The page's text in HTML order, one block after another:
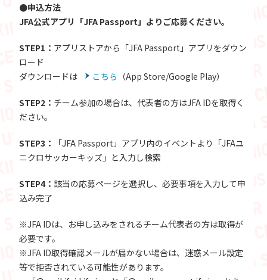
●申込方法
JFA公式アプリ「JFA Passport」よりご応募ください。
STEP1： アプリストアから「JFA Passport」アプリをダウン
ロード
ダウンロードは
こちら （App Store/Google Play）
STEP2： チーム参加の場合は、代表者の方はJFA IDを取得く
ださい。
STEP3：
「JFA Passport」アプリ内のイベントより「JFAユ
ニクロサッカーキッズ」と入力し検索
STEP4： 該当の応募ページを選択し、必要事項を入力して申
込み完了
※JFA IDは、お申し込みをされるチーム代表者の方は取得が
必要です。
※JFA ID取得確認メールが届かない場合は、迷惑メール設定
等で拒否されている可能性があります。